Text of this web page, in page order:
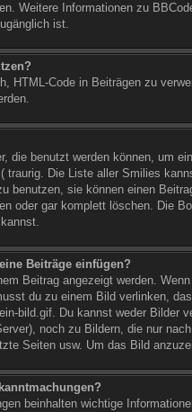
Weitere Informationen zu
ist.
HTML-Code in Beiträgen zu
die benutzt werden können, um
traurig. Die Liste aller Smilies
benutzen, sie können einen
oder gar komplett löschen. Die
Beiträge einfügen?
Beitrag angezeigt werden.
du zu einem Bild verlinken,
bild.gif. Du kannst weder Bilder
noch zu Bildern, die nur
Seiten usw. Um das Bild
beinhalten wichtige